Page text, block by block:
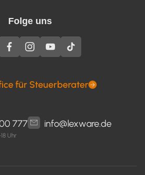
Folge uns
für Steuerberater
777
Uhr
info@lexware.de